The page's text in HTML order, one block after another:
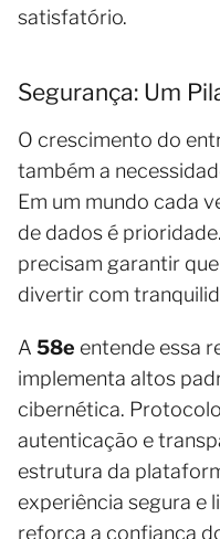
satisfatório.
Segurança: Um
O crescimento do
também a
Em um mundo cada
de dados é
precisam garantir
divertir com
A 58e entende essa
implementa altos
cibernética.
autenticação e
estrutura da
experiência segura e
reforça a confiança